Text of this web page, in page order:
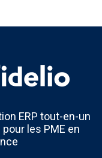
ERP tout-en-un
les PME en